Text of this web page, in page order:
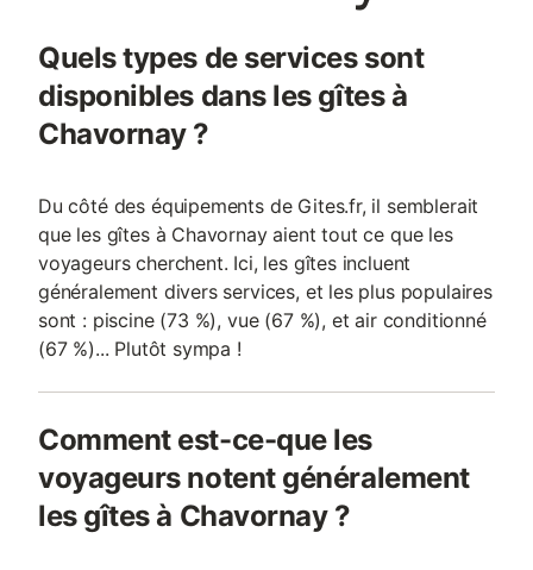
Quels types de services sont
disponibles dans les gîtes à
Chavornay ?
Du côté des équipements de Gites.fr, il semblerait
que les gîtes à Chavornay aient tout ce que les
voyageurs cherchent. Ici, les gîtes incluent
généralement divers services, et les plus populaires
sont : piscine (73 %), vue (67 %), et air conditionné
(67 %)... Plutôt sympa !
Comment est-ce-que les
voyageurs notent généralement
les gîtes à Chavornay ?